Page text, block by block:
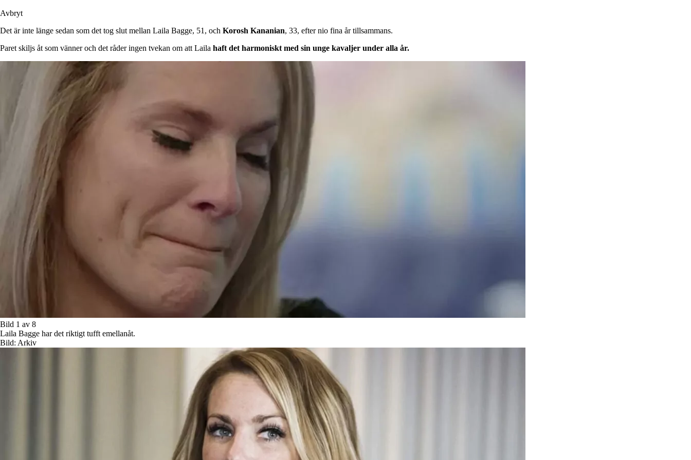
Avbryt
Det är inte länge sedan som det tog slut mellan Laila Bagge, 51, och Korosh Kananian, 33, efter nio fina år tillsammans.
Paret skiljs åt som vänner och det råder ingen tvekan om att Laila haft det harmoniskt med sin unge kavaljer under alla år.
Bild 1 av 8
Laila Bagge har det riktigt tufft emellanåt.
Bild: Arkiv